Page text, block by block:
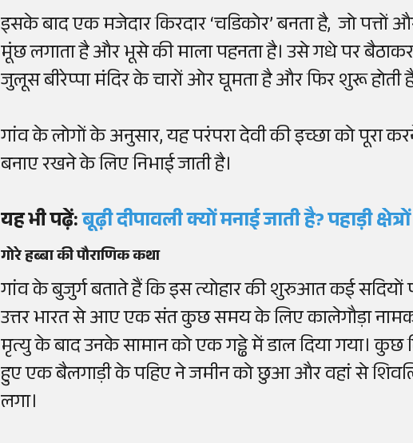
इसके बाद एक मजेदार किरदार ‘चडिकोर’ बनता है, जो पत्तों
मूंछ लगाता है और भूसे की माला पहनता है। उसे गधे पर बैठाकर
जुलूस बीरेप्पा मंदिर के चारों ओर घूमता है और फिर शुरू होती
गांव के लोगों के अनुसार, यह परंपरा देवी की इच्छा को पूरा
बनाए रखने के लिए निभाई जाती है।
यह भी पढ़ें:बूढ़ी दीपावली क्यों मनाई जाती है? पहाड़ी
गोरे हब्बा की पौराणिक कथा
गांव के बुजुर्ग बताते हैं कि इस त्योहार की शुरुआत कई सदियों
उत्तर भारत से आए एक संत कुछ समय के लिए कालेगौड़ा
मृत्यु के बाद उनके सामान को एक गड्ढे में डाल दिया गया। कुछ
हुए एक बैलगाड़ी के पहिए ने जमीन को छुआ और वहां से
लगा।